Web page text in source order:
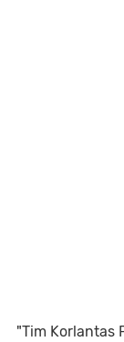
"Tim Korlantas